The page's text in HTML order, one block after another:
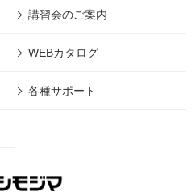
講習会のご案内
WEBカタログ
各種サポート